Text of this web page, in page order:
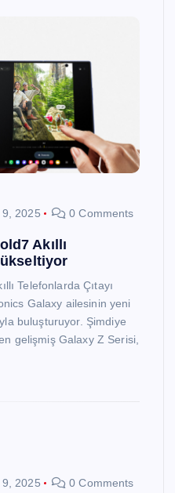
9, 2025 0 Comments
Akıllı
Telefonlarda Çıtayı
Galaxy ailesinin yeni
buluşturuyor. Şimdiye
gelişmiş Galaxy Z Serisi,
9, 2025 0 Comments